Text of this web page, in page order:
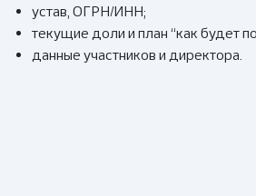
устав, ОГРН/ИНН;
текущие доли и план “как будет
данные участников и директора.